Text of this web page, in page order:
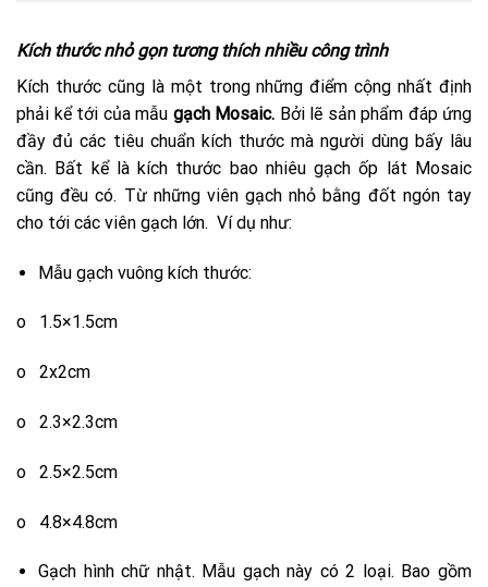
Kích thước nhỏ gọn tương thích nhiều công trình
Kích thước cũng là một trong những điểm cộng nhất định
phải kể tới của mẫu gạch Mosaic. Bởi lẽ sản phẩm đáp ứng
đầy đủ các tiêu chuẩn kích thước mà người dùng bấy lâu
cần. Bất kể là kích thước bao nhiêu gạch ốp lát Mosaic
cũng đều có. Từ những viên gạch nhỏ bằng đốt ngón tay
cho tới các viên gạch lớn. Ví dụ như:
Mẫu gạch vuông kích thước:
o 1.5×1.5cm
o 2x2cm
o 2.3×2.3cm
o 2.5×2.5cm
o 4.8×4.8cm
Gạch hình chữ nhật. Mẫu gạch này có 2 loại. Bao gồm